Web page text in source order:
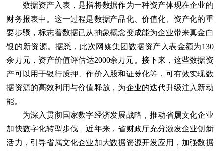
数据资产入表，是指将数据作为一种资产体现在企业的
财务报表中。这一过程是数据产品化、价值化、资产化的重
要步骤，标志着数据已从抽象概念变成能为企业带来真金白
银的新资源。据悉，此次网媒集团数据资产入表金额为130
余万元，资产价值评估达2000余万元。接下来，这些数据资
产可以用于银行质押、作价入股和证券化等，可有效实现数
据资源的高效利用与价值释放，为企业的迭代升级注入新动
能。
为深入贯彻国家数字经济发展战略，推动省属文化企业
加快数字化转型步伐，近年来，省财政厅充分激发企业创新
活力，引导省属文化企业加大数据资源开发应用，加强数据